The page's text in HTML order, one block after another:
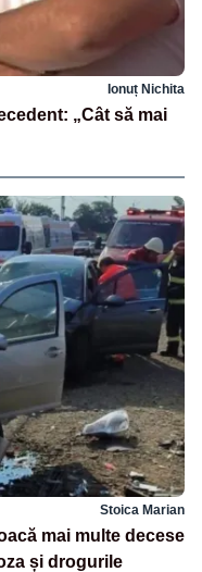
Ionuț Nichita
„Cât să mai
Stoica Marian
mai multe decese
și drogurile